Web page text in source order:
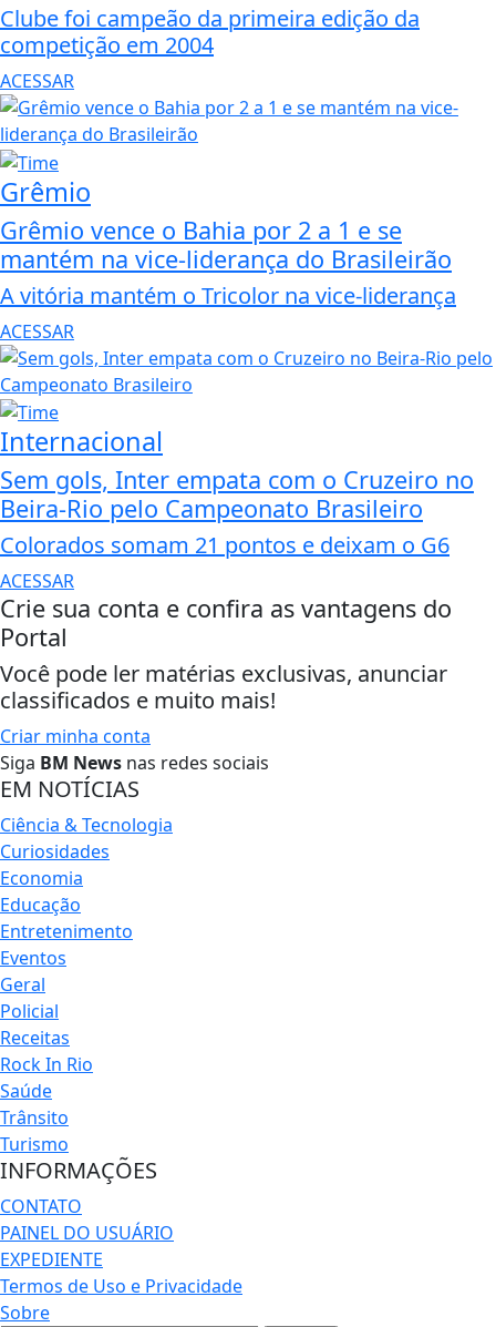
Clube foi campeão da primeira edição da
competição em 2004
ACESSAR
Grêmio
Grêmio vence o Bahia por 2 a 1 e se
mantém na vice-liderança do Brasileirão
A vitória mantém o Tricolor na vice-liderança
ACESSAR
Internacional
Sem gols, Inter empata com o Cruzeiro no
Beira-Rio pelo Campeonato Brasileiro
Colorados somam 21 pontos e deixam o G6
ACESSAR
Crie sua conta e confira as vantagens do
Portal
Você pode ler matérias exclusivas, anunciar
classificados e muito mais!
Criar minha conta
Siga BM News nas redes sociais
EM NOTÍCIAS
Ciência & Tecnologia
Curiosidades
Economia
Educação
Entretenimento
Eventos
Geral
Policial
Receitas
Rock In Rio
Saúde
Trânsito
Turismo
INFORMAÇÕES
CONTATO
PAINEL DO USUÁRIO
EXPEDIENTE
Termos de Uso e Privacidade
Sobre